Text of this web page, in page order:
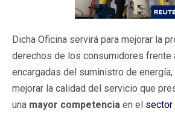
Dicha Oficina servirá para mejorar la
derechos de los consumidores frente
encargadas del suministro de energía,
mejorar la calidad del servicio que
una mayor competencia en el sector